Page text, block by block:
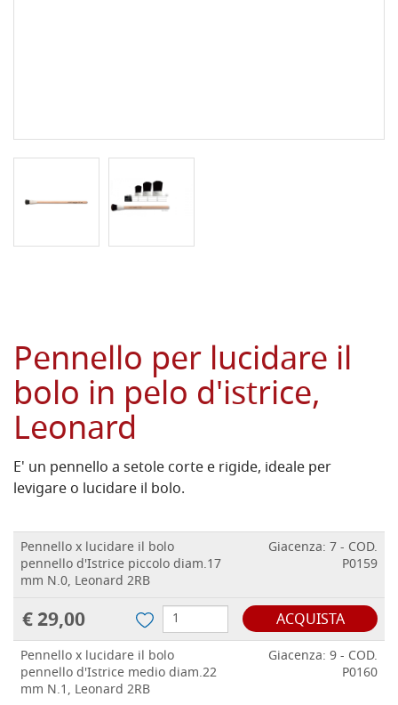
Pennello per lucidare il
bolo in pelo d'istrice,
Leonard
E' un pennello a setole corte e rigide, ideale per
levigare o lucidare il bolo.
Pennello x lucidare il bolo
pennello d'Istrice piccolo diam.17
mm N.0, Leonard 2RB
Giacenza: 7 - COD.
P0159
€ 29,00 ACQUISTA
Pennello x lucidare il bolo
pennello d'Istrice medio diam.22
mm N.1, Leonard 2RB
Giacenza: 9 - COD.
P0160